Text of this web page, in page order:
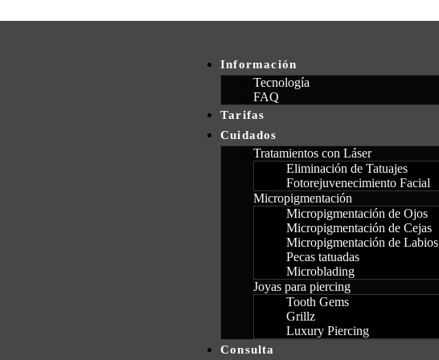
Información
Tecnología
FAQ
Tarifas
Cuidados
Tratamientos con Láser
Eliminación de Tatuajes
Fotorejuvenecimiento Facial
Micropigmentación
Micropigmentación de Ojos
Micropigmentación de Cejas
Micropigmentación de Labios
Pecas tatuadas
Microblading
Joyas para piercing
Tooth Gems
Grillz
Luxury Piercing
Consulta